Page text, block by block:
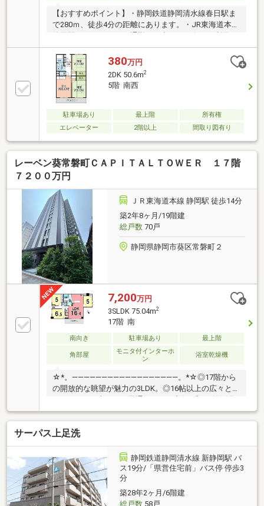
【おすすめポイント】・静岡鉄道静岡清水線春日駅ま
で280ｍ、徒歩4分の距離にあります。・JR東海道本線
きます。・駿府城公園まで2000ｍで、散策や休日の外
出先として利用しやすい環境です。・2DKの間取り
で、洋室2部屋を寝室や仕事部屋など用途に応じて使
い分けできます。・収納が2カ所あり、居室ごとの荷
物整理にも活用できます。・浴室、洗面所、トイレが
独立した間取りで、朝の身支度や帰宅後の動線にも配
慮されています。
380万円
2DK 50.6m2
5階 南西
駐車場あり 最上階
所有権
エレベーター
2階以上 間取り図有り
レーベン葵常磐町ＣＡＰＩＴＡＬＴＯＷＥＲ １７階
７２００万円
ＪＲ東海道本線 静岡駅 徒歩14分
築2年8ヶ月/19階建
総戸数70戸
静岡県静岡市葵区常磐町２
7,200万円
3SLDK 75.04m2
17階 南
南向き 駐車場あり 最上階
角部屋
モニタ付インターホ
ン
浴室乾燥機
☆*。――――――――――――――――――。*☆◎17階から
の開放的な眺望が魅力の3LDK。◎16帖以上の広々とし
たLDKは、日当たり・風通しともに良好♪◎TV付き浴
室をはじめ、タカラレーベン分譲マンションならでは
のハイグレードな設備装備。物件詳細が知りたい方は
画面右上の【資料請求】をクリック♪資料を郵送また
はメールにてお送りします！すぐに中を見たいという
方は【見学予約をする】をクリック♪その他物件につ
いてのお問い合わせは下記フリーダイヤルまで！◎フ
リーダイヤル：0120-70-8085☆*。
――――――――――――――――――。*☆
サーパス上足洗
静岡鉄道静岡清水線 新静岡駅 バ
ス19分/「県営住宅前」バス停 停歩3
分
築28年2ヶ月/6階建
総戸数58戸